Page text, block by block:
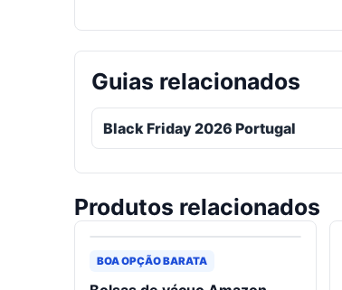
Guias relacionados
Black Friday 2026 Portugal
Produtos relacionados
BOA OPÇÃO BARATA